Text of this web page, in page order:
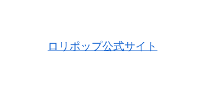
ロリポップ公式サイト